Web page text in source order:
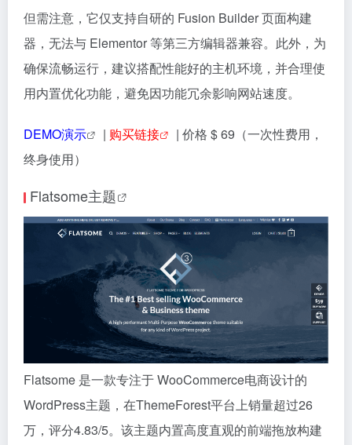
但需注意，它仅支持自研的 Fusion Builder 页面构建
器，无法与 Elementor 等第三方编辑器兼容。此外，为
确保流畅运行，建议搭配性能好的主机环境，并合理使
用内置优化功能，避免因功能冗余影响网站速度。
DEMO演示 | 购买链接
| 价格 $ 69（一次性费用，
终身使用）
Flatsome主题
Flatsome 是一款专注于 WooCommerce电商设计的
WordPress主题，在ThemeForest平台上销量超过26
万，评分4.83/5。该主题内置高度直观的前端拖放构建